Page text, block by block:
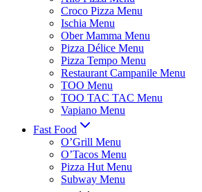
Croco Pizza Menu
Ischia Menu
Ober Mamma Menu
Pizza Délice Menu
Pizza Tempo Menu
Restaurant Campanile Menu
TOO Menu
TOO TAC TAC Menu
Vapiano Menu
Fast Food
O’Grill Menu
O’Tacos Menu
Pizza Hut Menu
Subway Menu